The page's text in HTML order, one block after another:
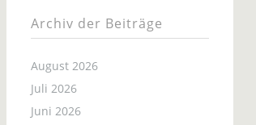
Archiv der Beiträge
August 2026
Juli 2026
Juni 2026